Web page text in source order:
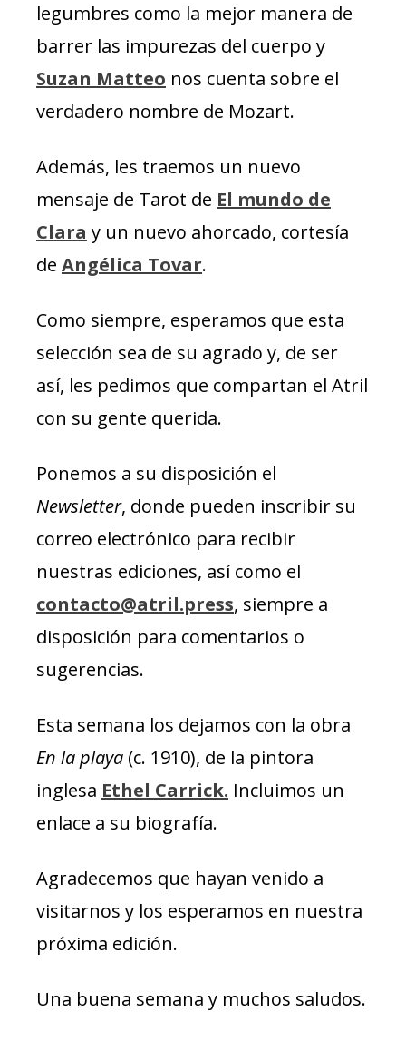
legumbres como la mejor manera de
barrer las impurezas del cuerpo y
Suzan Matteo nos cuenta sobre el
verdadero nombre de Mozart.
Además, les traemos un nuevo
mensaje de Tarot de El mundo de
Clara y un nuevo ahorcado, cortesía
de Angélica Tovar.
Como siempre, esperamos que esta
selección sea de su agrado y, de ser
así, les pedimos que compartan el Atril
con su gente querida.
Ponemos a su disposición el
Newsletter, donde pueden inscribir su
correo electrónico para recibir
nuestras ediciones, así como el
contacto@atril.press, siempre a
disposición para comentarios o
sugerencias.
Esta semana los dejamos con la obra
En la playa (c. 1910), de la pintora
inglesa Ethel Carrick. Incluimos un
enlace a su biografía.
Agradecemos que hayan venido a
visitarnos y los esperamos en nuestra
próxima edición.
Una buena semana y muchos saludos.